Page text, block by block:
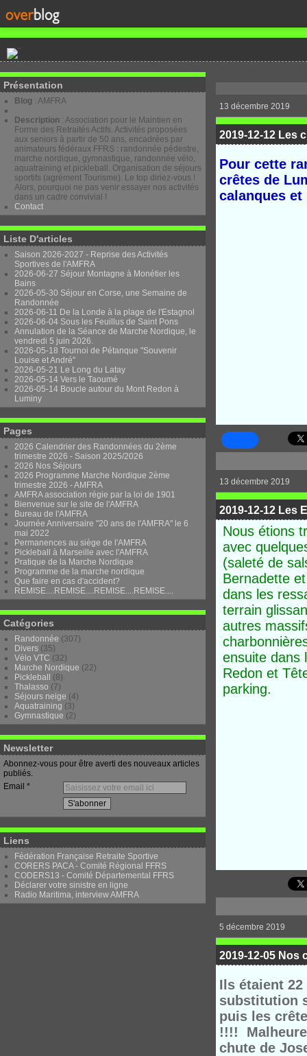
Présentation
Blog : AMFRA
Description : Association pour le Maintien en
Forme des Retraités Actifs. Activités proposées
aux seniors à partir de 50 ans, encadrées par
animateurs fédéraux FFRS : randonnée pédestre,
marche nordique, gymnastique, randonnée vélo,
aquatraining et pickleball. Organisation de séjours
sportifs (agrément Tourisme). Le top diriez-vous !
Alors, pourquoi ne pas venir essayer nos activités
dans un cadre convivial !
Contact
Liste D'articles
Saison 2026-2027 - Reprise des Activités
Sportives de l'AMFRA
2026-06-27 Séjour Montagne à Monétier les
Bains
2026-05-30 Séjour en Corse, une Semaine de
Randonnée
2026-06-11 De la Londe à la plage de l'Estagnol
2026-06-04 Sous les Feuillus de Saint Pons
Annulation de la Séance de Marche Nordique, le
vendredi 5 juin 2026.
2026-05-18 Tournoi de Pétanque "Souvenir
Louise et André"
2026-05-21 Le Long du Latay
2026-05-14 Vers le Taoumé
2026-05-14 Boucle autour du Mont Redon à
Luminy
Pages
2026 Calendrier des Randonnées du 2ème
trimestre 2026 - Saison 2025/2026
2026 Nos Séjours
2026 Programme Marche Nordique 2ème
trimestre 2026 - AMFRA
AMFRA association régie par la loi de 1901
Bienvenue sur le site de l'AMFRA
Bureau de l'AMFRA
Journée Anniversaire "20 ans de l'AMFRA" le 6
mai 2022
Permanences au siège de l'AMFRA
Pickleball à Marseille avec l'AMFRA
Pratique de la Marche Nordique
Programme de la marche nordique
Que faire en cas d'accident?
REMISE....REMISE....REMISE....REMISE....
Catégories
Randonnée (307)
Divers (35)
Vélo VTC (32)
Marche Nordique (22)
Pickleball
(8)
Thalasso (7)
Séjours neige (4)
Aquatraining (3)
Gymnastique (2)
Newsletter
Abonnez-vous pour être averti des nouveaux articles
publiés.
Email
Liens
Fédération Française Retraite Sportive
CORERS PACA - Comité Régional FFRS
CODERS13 - Comité Départemental FFRS
Déclarer votre sinistre en ligne
Radio Maritima, interview AMFRA
13 décembre 2019
2019-12-12 Les
Pour cette
crêtes de
calanques
13 décembre 2019
2019-12-12 Les
Nous étions
avec
(saleté de
Bernadette
dans les
terrain
autres
ensuite dans
Redon et
parking.
5 décembre 2019
2019-12-05 Nos
Ils étaient
substitution
puis les
!!!!
chute de